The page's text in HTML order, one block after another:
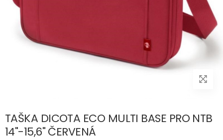
TAŠKA DICOTA ECO MULTI BASE PRO NTB
14"-15,6" ČERVENÁ